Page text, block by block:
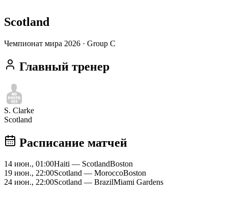
Scotland
Чемпионат мира 2026 · Group C
Главный тренер
S. Clarke
Scotland
Расписание матчей
14 июн., 01:00Haiti — ScotlandBoston
19 июн., 22:00Scotland — MoroccoBoston
24 июн., 22:00Scotland — BrazilMiami Gardens